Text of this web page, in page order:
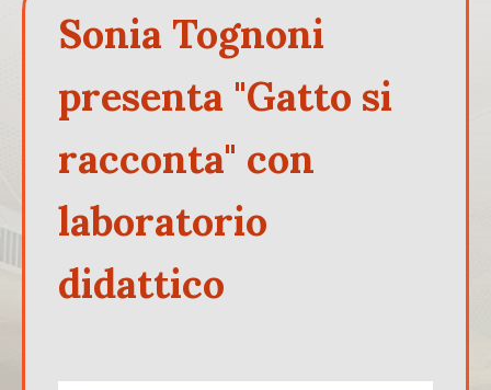
Sonia Tognoni
presenta "Gatto si
racconta" con
laboratorio
didattico